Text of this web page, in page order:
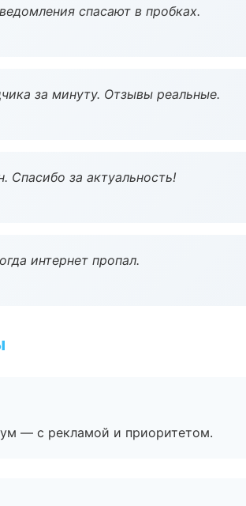
спасают в пробках.
за минуту. Отзывы реальные.
Спасибо за актуальность!
интернет пропал.
— с рекламой и приоритетом.